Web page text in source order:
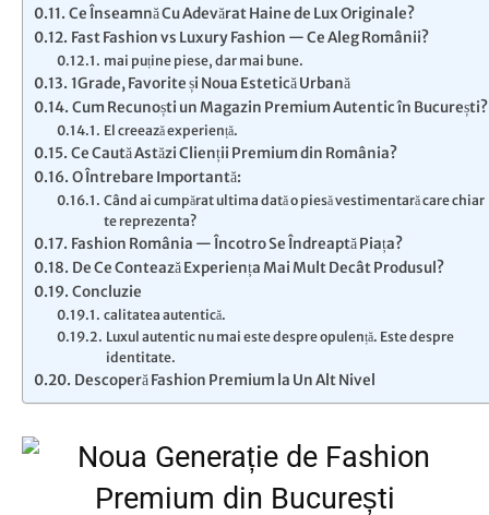
Ce Înseamnă Cu Adevărat Haine de Lux Originale?
Fast Fashion vs Luxury Fashion — Ce Aleg Românii?
mai puține piese, dar mai bune.
1Grade, Favorite și Noua Estetică Urbană
Cum Recunoști un Magazin Premium Autentic în București?
El creează experiență.
Ce Caută Astăzi Clienții Premium din România?
O Întrebare Importantă:
Când ai cumpărat ultima dată o piesă vestimentară care chiar
te reprezenta?
Fashion România — Încotro Se Îndreaptă Piața?
De Ce Contează Experiența Mai Mult Decât Produsul?
Concluzie
calitatea autentică.
Luxul autentic nu mai este despre opulență. Este despre
identitate.
Descoperă Fashion Premium la Un Alt Nivel